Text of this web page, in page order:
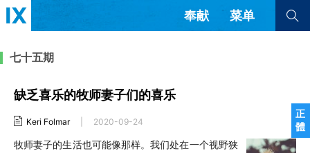
正
體
奉献 菜单
文章 书评
来信
查看全部
查看全部
七十五期
缺乏喜乐的牧师妻子们的喜乐
Keri Folmar 2020-09-24
牧师妻子的生活也可能像那样。我们处在一个视野狭